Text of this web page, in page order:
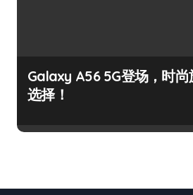
Galaxy A56 5G登场，时尚
选择！